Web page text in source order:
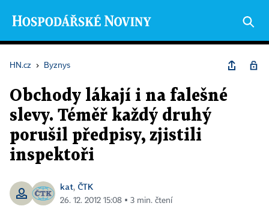
HN.cz › Byznys
Obchody lákají i na falešné
slevy. Téměř každý druhý
porušil předpisy, zjistili
inspektoři
kat, ČTK
26. 12. 2012 15:08 ▪ 3 min. čtení